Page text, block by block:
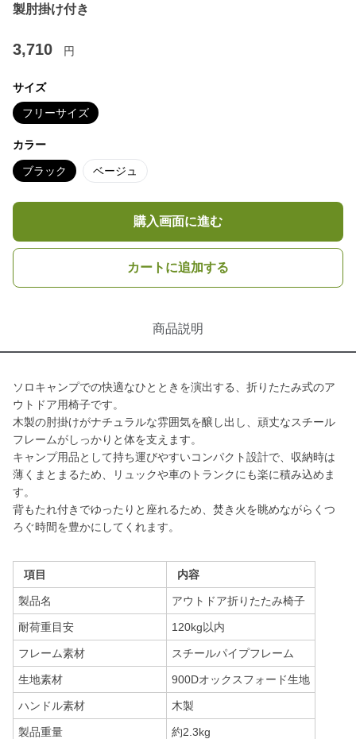
製肘掛け付き
3,710 円
サイズ
フリーサイズ
カラー
ブラック ベージュ
購入画面に進む
カートに追加する
商品説明
ソロキャンプでの快適なひとときを演出する、折りたたみ式のア
ウトドア用椅子です。
木製の肘掛けがナチュラルな雰囲気を醸し出し、頑丈なスチール
フレームがしっかりと体を支えます。
キャンプ用品として持ち運びやすいコンパクト設計で、収納時は
薄くまとまるため、リュックや車のトランクにも楽に積み込めま
す。
背もたれ付きでゆったりと座れるため、焚き火を眺めながらくつ
ろぐ時間を豊かにしてくれます。
項目 内容
製品名 アウトドア折りたたみ椅子
耐荷重目安 120kg以内
フレーム素材 スチールパイプフレーム
生地素材 900Dオックスフォード生地
ハンドル素材 木製
製品重量 約2.3kg